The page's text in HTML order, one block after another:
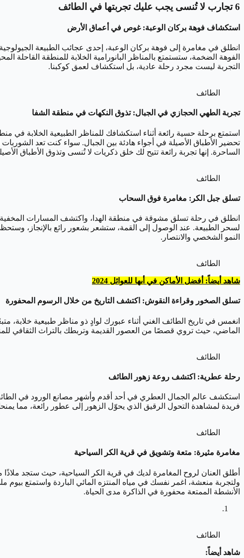
6 تجارب لا تُنسى يجب عليك تجربتها في الطائف
استكشاف فوهة بركان الوعبة: غوص في أعماق الأرض
الفوهة الضخمة، ستستمتع بالمناظر البانورامية الخلابة للمنطقة القاحلة
التجربة ليست مجرد رحلة عادية، بل استكشاف لعمق كوكبنا.
الطائف
تجربة الطهي الحجازي في الجبال: تذوق النكهات في منطقة الشفا
استمتع برحلة حسية رائعة أثناء استكشافك للمناظر الطبيعية الخلابة في
تحضير الأطباق الأصيلة في أجواء هادئة بين الجبال. سواء كنت تعد
الساحرة. إنها تجربة رائعة تتيح لك خلق ذكريات لا تُنسى وتذوق الأطباق
الطائف
تسلق جبل الكر: مغامرة فوق السحاب
انطلق في رحلة تسلق مشوقة في منطقة الهدا، واكتشف المسارات المخفية
لسحر الطبيعة. عند الوصول إلى القمة، ستشعر بشعور رائع بالإنجاز،
النمو الشخصي والانتصار.
الطائف
شاهد أيضاً: أفضل الأماكن في أبها للعوائل 2024
تسلق الصخور وقراءة النقوش: اكتشف التاريخ من خلال الرسوم المحفورة
انغمس في تاريخ الطائف الغني أثناء عبورك لوادٍ ذو مناظر طبيعية
الماضي، حيث تروي قصصًا من العصور القديمة وتربطك بالتراث الثقافي
الطائف
رحلة عطرية: اكتشف روعة زهور الطائف
استكشف عالم الجمال العطري في أحد أقدم وأشهر مصانع الورود في
فريدة لمشاهدة التحول الرقيق الذي يحوّل الزهور إلى عطور رائعة، مما
الطائف
مغامرة مثيرة: متعة وتشويق في قرية الكر السياحية
أطلق العنان لروح المغامرة لديك في قرية الكر السياحية، حيث ستجد
ولتجربة منعشة، اغمر نفسك في مياه المنتزه المائي الباردة واستمتع
الأنشطة الممتعة محفورة في الذاكرة مدى الحياة.
الطائف
شاهد أيضاً: